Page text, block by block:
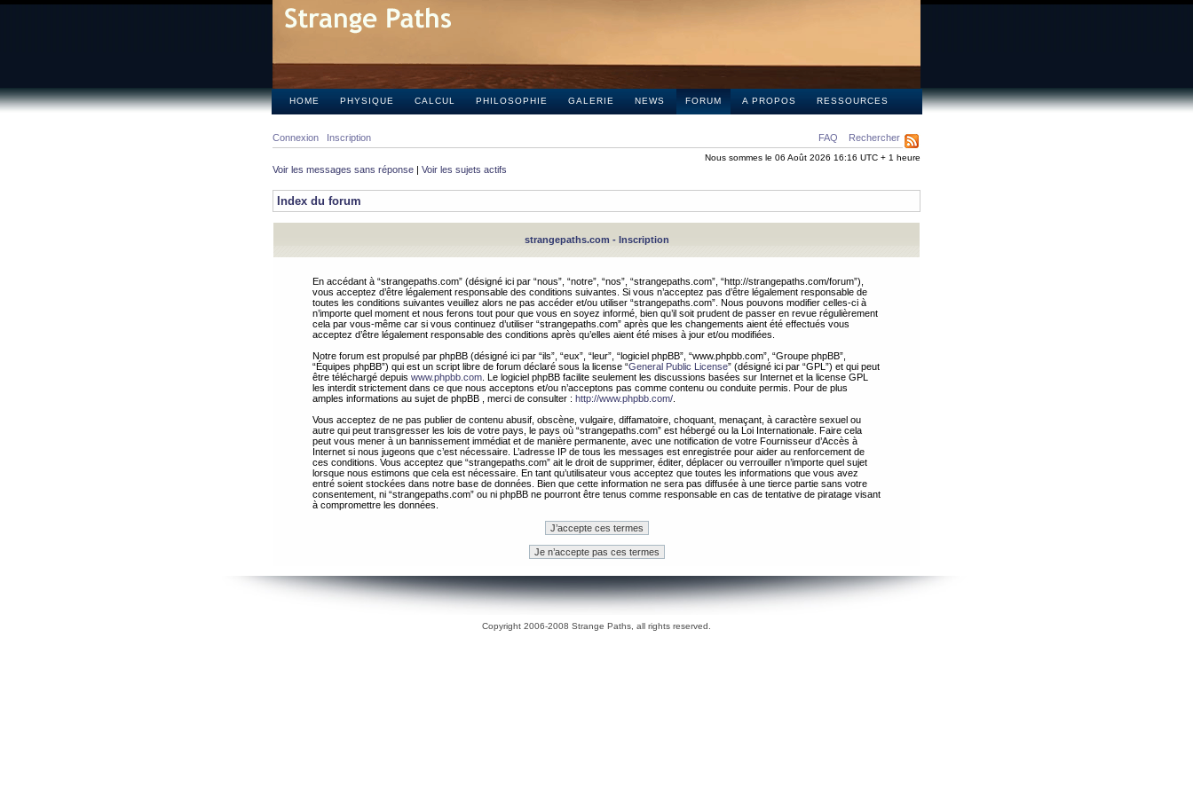
HOME PHYSIQUE CALCUL PHILOSOPHIE GALERIE NEWS FORUM A PROPOS RESSOURCES
FAQ Rechercher
Connexion Inscription
Nous sommes le 06 Août 2026 16:16 UTC + 1 heure
Voir les messages sans réponse | Voir les sujets actifs
Index du forum
strangepaths.com - Inscription
En accédant à “strangepaths.com” (désigné ici par “nous”, “notre”, “nos”, “strangepaths.com”, “http://strangepaths.com/forum”),
vous acceptez d’être légalement responsable des conditions suivantes. Si vous n’acceptez pas d’être légalement responsable de
toutes les conditions suivantes veuillez alors ne pas accéder et/ou utiliser “strangepaths.com”. Nous pouvons modifier celles-ci à
n’importe quel moment et nous ferons tout pour que vous en soyez informé, bien qu’il soit prudent de passer en revue régulièrement
cela par vous-même car si vous continuez d’utiliser “strangepaths.com” après que les changements aient été effectués vous
acceptez d’être légalement responsable des conditions après qu’elles aient été mises à jour et/ou modifiées.
Notre forum est propulsé par phpBB (désigné ici par “ils”, “eux”, “leur”, “logiciel phpBB”, “www.phpbb.com”, “Groupe phpBB”,
“Équipes phpBB”) qui est un script libre de forum déclaré sous la license “General Public License” (désigné ici par “GPL”) et qui peut
être téléchargé depuis www.phpbb.com . Le logiciel phpBB facilite seulement les discussions basées sur Internet et la license GPL
les interdit strictement dans ce que nous acceptons et/ou n’acceptons pas comme contenu ou conduite permis. Pour de plus
amples informations au sujet de phpBB , merci de consulter : http://www.phpbb.com/
Vous acceptez de ne pas publier de contenu abusif, obscène, vulgaire, diffamatoire, choquant, menaçant, à caractère sexuel ou
autre qui peut transgresser les lois de votre pays, le pays où “strangepaths.com” est hébergé ou la Loi Internationale. Faire cela
peut vous mener à un bannissement immédiat et de manière permanente, avec une notification de votre Fournisseur d’Accès à
Internet si nous jugeons que c’est nécessaire. L’adresse IP de tous les messages est enregistrée pour aider au renforcement de
ces conditions. Vous acceptez que “strangepaths.com” ait le droit de supprimer, éditer, déplacer ou verrouiller n’importe quel sujet
lorsque nous estimons que cela est nécessaire. En tant qu’utilisateur vous acceptez que toutes les informations que vous avez
entré soient stockées dans notre base de données. Bien que cette information ne sera pas diffusée à une tierce partie sans votre
consentement, ni “strangepaths.com” ou ni phpBB ne pourront être tenus comme responsable en cas de tentative de piratage visant
à compromettre les données.
Copyright 2006-2008 Strange Paths, all rights reserved.